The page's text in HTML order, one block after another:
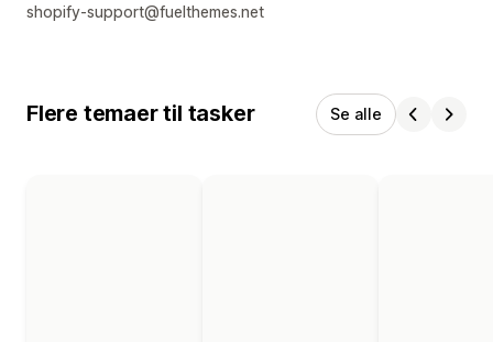
shopify-support@fuelthemes.net
Flere temaer til tasker Se alle